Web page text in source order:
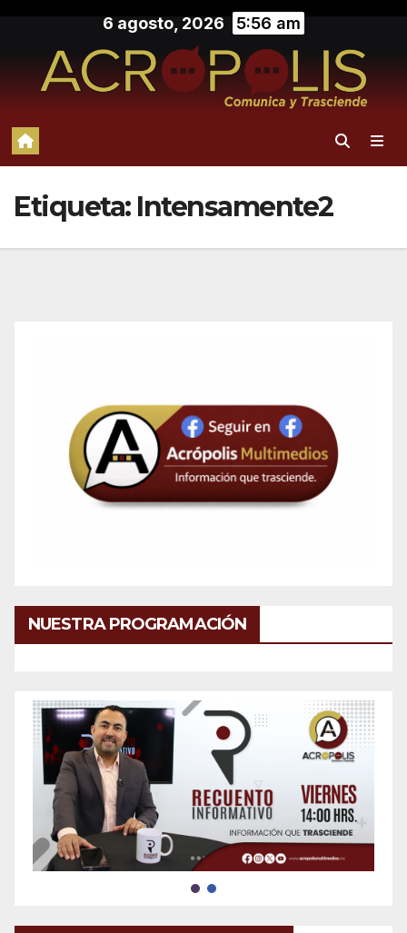
contenido
6 agosto, 2026 5:56 am
Etiqueta: Intensamente2
NUESTRA PROGRAMACIÓN